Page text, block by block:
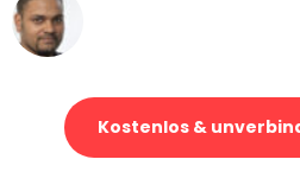
Kostenlos &